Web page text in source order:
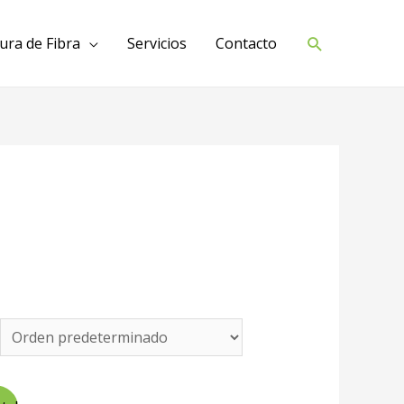
de Fibra Servicios Contacto Buscar